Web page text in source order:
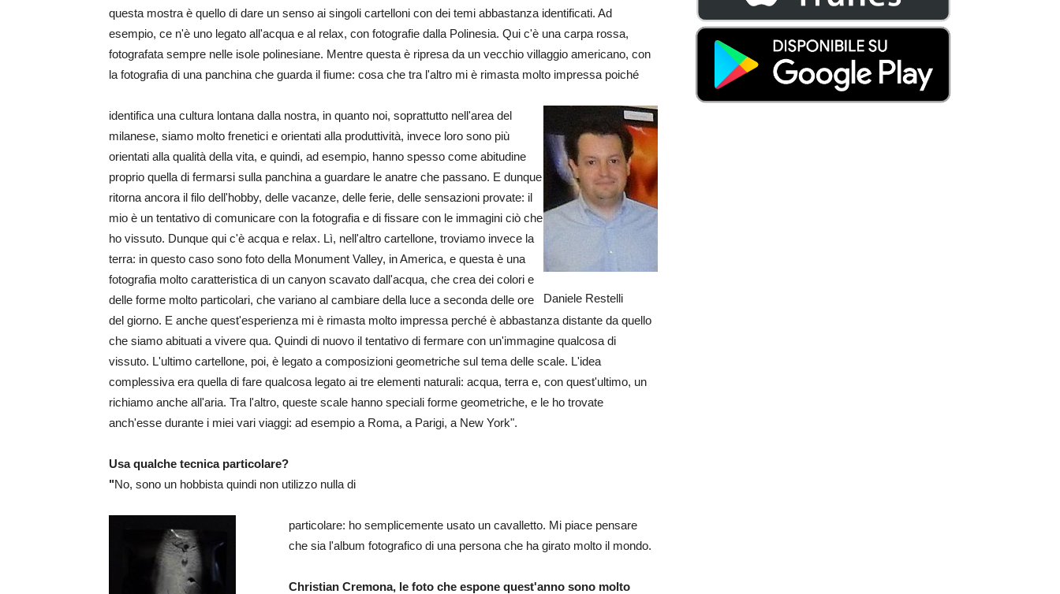
questa mostra è quello di dare un senso ai singoli cartelloni con dei temi abbastanza identificati. Ad
esempio, ce n'è uno legato all'acqua e al relax, con fotografie dalla Polinesia. Qui c'è una carpa rossa,
fotografata sempre nelle isole polinesiane. Mentre questa è ripresa da un vecchio villaggio americano, con
la fotografia di una panchina che guarda il fiume: cosa che tra l'altro mi è rimasta molto impressa poiché
Daniele Restelli
identifica una cultura lontana dalla nostra, in quanto noi, soprattutto nell'area del
milanese, siamo molto frenetici e orientati alla produttività, invece loro sono più
orientati alla qualità della vita, e quindi, ad esempio, hanno spesso come abitudine
proprio quella di fermarsi sulla panchina a guardare le anatre che passano. E dunque
ritorna ancora il filo dell'hobby, delle vacanze, delle ferie, delle sensazioni provate: il
mio è un tentativo di comunicare con la fotografia e di fissare con le immagini ciò che
ho vissuto. Dunque qui c'è acqua e relax. Lì, nell'altro cartellone, troviamo invece la
terra: in questo caso sono foto della Monument Valley, in America, e questa è una
fotografia molto caratteristica di un canyon scavato dall'acqua, che crea dei colori e
delle forme molto particolari, che variano al cambiare della luce a seconda delle ore
del giorno. E anche quest'esperienza mi è rimasta molto impressa perché è abbastanza distante da quello
che siamo abituati a vivere qua. Quindi di nuovo il tentativo di fermare con un'immagine qualcosa di
vissuto. L'ultimo cartellone, poi, è legato a composizioni geometriche sul tema delle scale. L'idea
complessiva era quella di fare qualcosa legato ai tre elementi naturali: acqua, terra e, con quest'ultimo, un
richiamo anche all'aria. Tra l'altro, queste scale hanno speciali forme geometriche, e le ho trovate
anch'esse durante i miei vari viaggi: ad esempio a Roma, a Parigi, a New York".
Usa qualche tecnica particolare?
"No, sono un hobbista quindi non utilizzo nulla di
particolare: ho semplicemente usato un cavalletto. Mi piace pensare
che sia l'album fotografico di una persona che ha girato molto il mondo.
Christian Cremona, le foto che espone quest'anno sono molto